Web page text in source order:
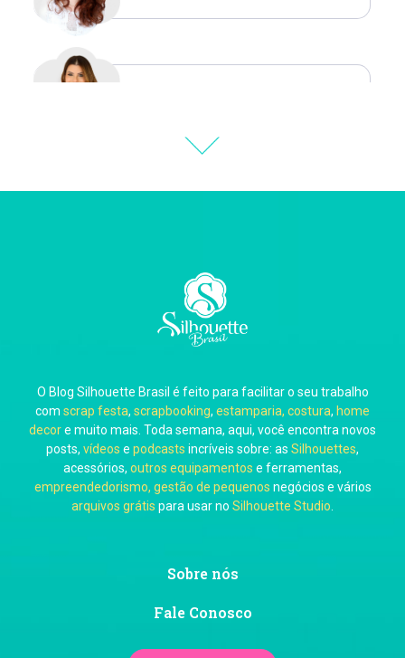
Carla Eschberger
Carol Pessoa
Ju Mirthes
O Blog Silhouette Brasil é feito para facilitar o seu trabalho
com scrap festa, scrapbooking, estamparia, costura, home
decore muito mais. Toda semana, aqui, você encontra novos
posts, vídeos e podcasts incríveis sobre: as Silhouettes,
acessórios, outros equipamentos e ferramentas,
empreendedorismo, gestão de pequenos negócios e vários
arquivos grátis para usar no Silhouette Studio
Sobre nós
Fale Conosco